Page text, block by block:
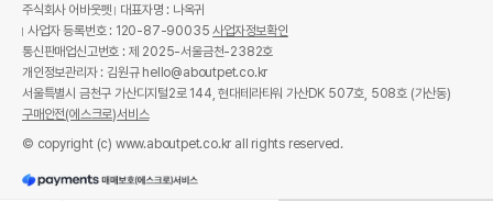
주식회사 어바웃펫
대표자명 : 나옥귀
사업자 등록번호 : 120-87-90035사업자정보확인
통신판매업신고번호 : 제 2025-서울금천-2382호
개인정보관리자 : 김원규 hello@aboutpet.co.kr
서울특별시 금천구 가산디지털2로 144, 현대테라타워 가산DK 507호, 508호 (가산동)
구매안전(에스크로)서비스
© copyright (c) www.aboutpet.co.kr all rights reserved.